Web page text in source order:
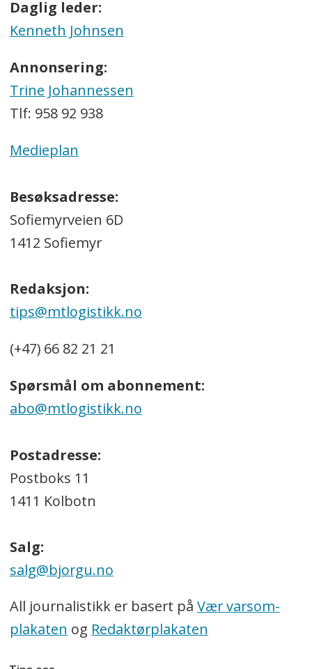
Daglig leder:
Kenneth Johnsen
Annonsering:
Trine Johannessen
Tlf: 958 92 938
Medieplan
Besøksadresse:
Sofiemyrveien 6D
1412 Sofiemyr
Redaksjon:
tips@mtlogistikk.no
(+47) 66 82 21 21
Spørsmål om abonnement:
abo@mtlogistikk.no
Postadresse:
Postboks 11
1411 Kolbotn
Salg:
salg@bjorgu.no
All journalistikk er basert på Vær varsom-
plakaten og Redaktørplakaten